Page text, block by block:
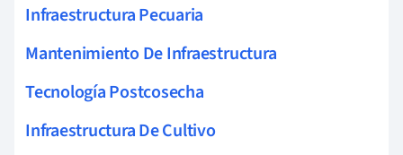
Infraestructura Pecuaria
Mantenimiento De Infraestructura
Tecnología Postcosecha
Infraestructura De Cultivo